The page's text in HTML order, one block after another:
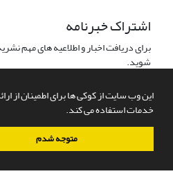
این وب سایت از کوکی ها برای اطمینان از
خدمات استفاده می کند.
متوجه شدم
اشتراک خبرنامه
برای دریافت اخبار و اطلاعیه های مهم
شوید.
سامانه مدیریت نشریات علمی.طراحی و